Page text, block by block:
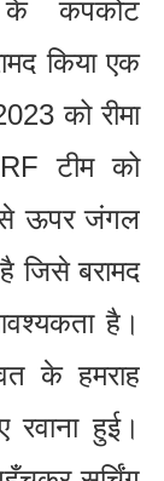
कपकोट
किया एक
को रीमा
टीम को
से ऊपर जंगल
जिसे बरामद
है।
के हमराह
हुई।